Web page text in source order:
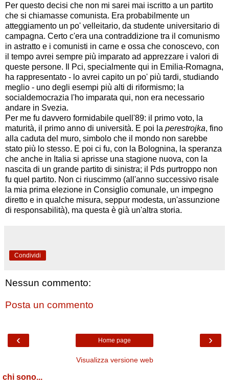
Per questo decisi che non mi sarei mai iscritto a un partito
che si chiamasse comunista. Era probabilmente un
atteggiamento un po' velleitario, da studente universitario di
campagna. Certo c'era una contraddizione tra il comunismo
in astratto e i comunisti in carne e ossa che conoscevo, con
il tempo avrei sempre più imparato ad apprezzare i valori di
queste persone. Il Pci, specialmente qui in Emilia-Romagna,
ha rappresentato - lo avrei capito un po' più tardi, studiando
meglio - uno degli esempi più alti di riformismo; la
socialdemocrazia l'ho imparata qui, non era necessario
andare in Svezia.
Per me fu davvero formidabile quell'89: il primo voto, la
maturità, il primo anno di università. E poi la perestrojka, fino
alla caduta del muro, simbolo che il mondo non sarebbe
stato più lo stesso. E poi ci fu, con la Bolognina, la speranza
che anche in Italia si aprisse una stagione nuova, con la
nascita di un grande partito di sinistra; il Pds purtroppo non
fu quel partito. Non ci riuscimmo (all'anno successivo risale
la mia prima elezione in Consiglio comunale, un impegno
diretto e in qualche misura, seppur modesta, un'assunzione
di responsabilità), ma questa è già un'altra storia.
Condividi
Nessun commento:
Posta un commento
‹ ›
Home page
Visualizza versione web
chi sono...